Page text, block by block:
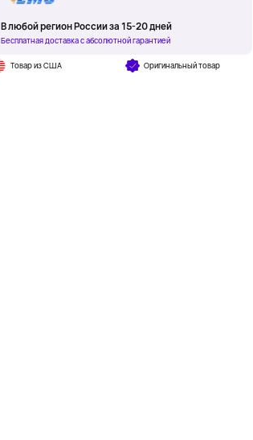
В любой регион России за 15-20 дней
Бесплатная доставка с абсолютной гарантией
Товар из США Оригинальный товар